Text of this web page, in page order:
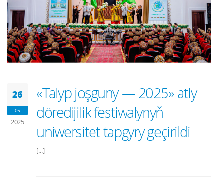
26
05
2025
«Talyp joşguny — 2025» atly
döredijilik festiwalynyň
uniwersitet tapgyry geçirildi
[...]